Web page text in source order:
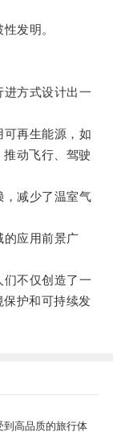
发明。
方式设计出一
再生能源，如
动飞行、驾驶
减少了温室气
应用前景广
不仅创造了一
护和可持续发
到高品质的旅行体